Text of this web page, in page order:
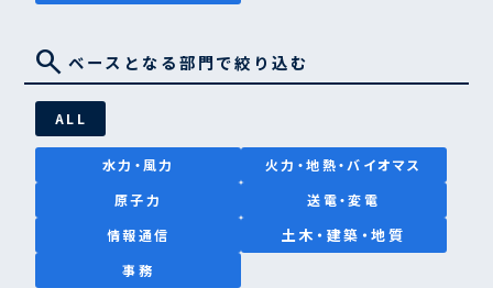
search ベースとなる部門で絞り込む
ALL
水力・風力
火力・地熱・バイオマス
原子力
送電・変電
情報通信
土木・建築・地質
事務